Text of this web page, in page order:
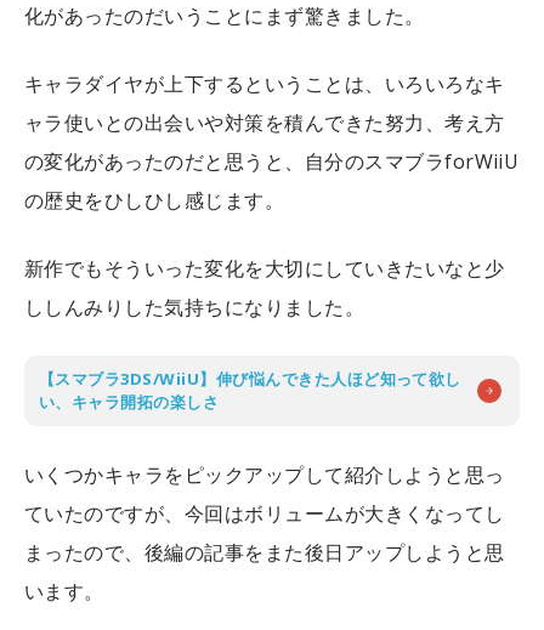
化があったのだいうことにまず驚きました。
キャラダイヤが上下するということは、いろいろなキ
ャラ使いとの出会いや対策を積んできた努力、考え方
の変化があったのだと思うと、自分のスマブラforWiiU
の歴史をひしひし感じます。
新作でもそういった変化を大切にしていきたいなと少
ししんみりした気持ちになりました。
【スマブラ3DS/WiiU】伸び悩んできた人ほど知って欲し
い、キャラ開拓の楽しさ
いくつかキャラをピックアップして紹介しようと思っ
ていたのですが、今回はボリュームが大きくなってし
まったので、後編の記事をまた後日アップしようと思
います。